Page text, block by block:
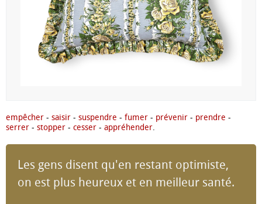
empêcher - saisir - suspendre - fumer - prévenir - prendre -
serrer - stopper - cesser - appréhender.
Les gens disent qu'en restant optimiste,
on est plus heureux et en meilleur santé.